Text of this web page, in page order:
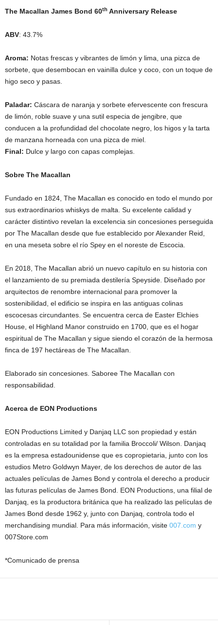
The Macallan James Bond 60th Anniversary Release
ABV: 43.7%
Aroma: Notas frescas y vibrantes de limón y lima, una pizca de
sorbete, que desembocan en vainilla dulce y coco, con un toque de
higo seco y pasas.
Paladar: Cáscara de naranja y sorbete efervescente con frescura
de limón, roble suave y una sutil especia de jengibre, que
conducen a la profundidad del chocolate negro, los higos y la tarta
de manzana horneada con una pizca de miel.
Final: Dulce y largo con capas complejas.
Sobre The Macallan
Fundado en 1824, The Macallan es conocido en todo el mundo por
sus extraordinarios whiskys de malta. Su excelente calidad y
carácter distintivo revelan la excelencia sin concesiones perseguida
por The Macallan desde que fue establecido por Alexander Reid,
en una meseta sobre el río Spey en el noreste de Escocia.
En 2018, The Macallan abrió un nuevo capítulo en su historia con
el lanzamiento de su premiada destilería Speyside. Diseñado por
arquitectos de renombre internacional para promover la
sostenibilidad, el edificio se inspira en las antiguas colinas
escocesas circundantes. Se encuentra cerca de Easter Elchies
House, el Highland Manor construido en 1700, que es el hogar
espiritual de The Macallan y sigue siendo el corazón de la hermosa
finca de 197 hectáreas de The Macallan.
Elaborado sin concesiones. Saboree The Macallan con
responsabilidad.
Acerca de EON Productions
EON Productions Limited y Danjaq LLC son propiedad y están
controladas en su totalidad por la familia Broccoli/ Wilson. Danjaq
es la empresa estadounidense que es copropietaria, junto con los
estudios Metro Goldwyn Mayer, de los derechos de autor de las
actuales películas de James Bond y controla el derecho a producir
las futuras películas de James Bond. EON Productions, una filial de
Danjaq, es la productora británica que ha realizado las películas de
James Bond desde 1962 y, junto con Danjaq, controla todo el
merchandising mundial. Para más información, visite 007.com y
007Store.com
*Comunicado de prensa